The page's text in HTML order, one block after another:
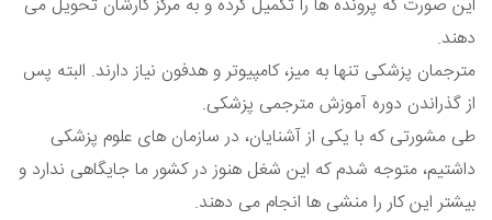
این صورت که پرونده ها را تکمیل کرده و به مرکز کارشان تحویل می
دهند.
مترجمان پزشکی تنها به میز، کامپیوتر و هدفون نیاز دارند. البته پس
از گذراندن دوره آموزش مترجمی پزشکی.
طی مشورتی که با یکی از آشنایان، در سازمان های علوم پزشکی
داشتیم، متوجه شدم که این شغل هنوز در کشور ما جایگاهی ندارد و
بیشتر این کار را منشی ها انجام می دهند.